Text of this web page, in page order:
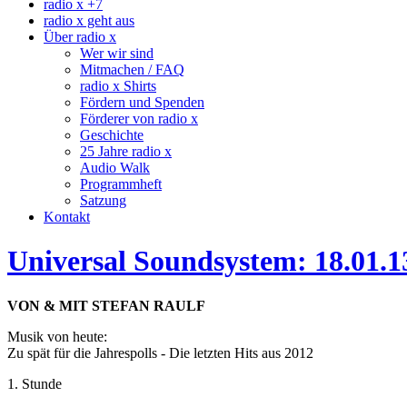
radio x +7
radio x geht aus
Über radio x
Wer wir sind
Mitmachen / FAQ
radio x Shirts
Fördern und Spenden
Förderer von radio x
Geschichte
25 Jahre radio x
Audio Walk
Programmheft
Satzung
Kontakt
Universal Soundsystem:
VON & MIT STEFAN RAULF
Musik von heute:
Zu spät für die Jahrespolls - Die letzten Hits aus 2012
1. Stunde